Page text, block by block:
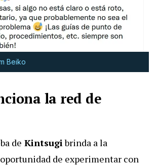
Beiko
la red de
de Kintsugibrinda a la
de experimentar con